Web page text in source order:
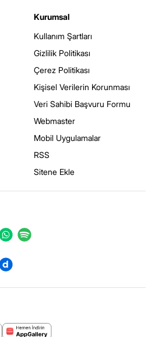
Kurumsal
Kullanım Şartları
Gizlilik Politikası
Çerez Politikası
Kişisel Verilerin Korunması
Veri Sahibi Başvuru Formu
Webmaster
Mobil Uygulamalar
RSS
Sitene Ekle